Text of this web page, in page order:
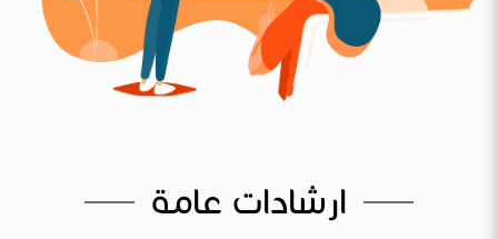
ارشادات عامة